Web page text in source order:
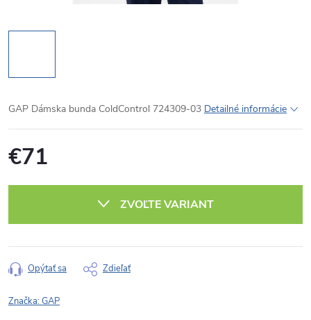
GAP Dámska bunda ColdControl 724309-03 Detailné informácie
€71
ZVOĽTE VARIANT
Opýtať sa Zdieľať
Značka:GAP